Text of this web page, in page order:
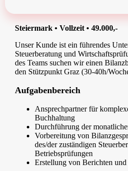
Steiermark • Vollzeit • 49.000,-
Unser Kunde ist ein führendes
Steuerberatung und
des Teams suchen wir einen
den Stützpunkt Graz (30-40h/
Aufgabenbereich
Ansprechpartner für
Buchhaltung
Durchführung der
Vorbereitung von
des/der zuständigen
Betriebsprüfungen
Erstellung von Berichten